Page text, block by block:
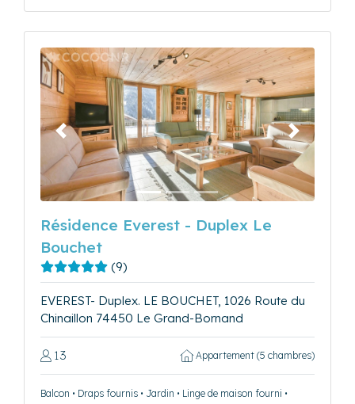
Précédent Suivant
Résidence Everest - Duplex Le
Bouchet
(9)
EVEREST- Duplex. LE BOUCHET, 1026 Route du
Chinaillon 74450 Le Grand-Bornand
13 Appartement (5 chambres)
Balcon • Draps fournis • Jardin • Linge de maison fourni •